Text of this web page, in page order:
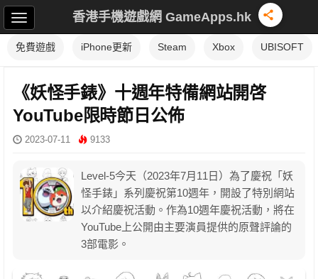
香港手機遊戲網 GameApps.hk
免費遊戲 iPhone更新 Steam Xbox UBISOFT
《妖怪手錶》十週年特備網站開啓
YouTube限時節日公佈
2023-07-11 9133
Level-5今天（2023年7月11日）為了慶祝「妖
怪手錶」系列慶祝第10週年，開設了特別網站
以介紹慶祝活動。作為10週年慶祝活動，將在
YouTube上公開由主要演員提供的原聲評論的
3部電影。